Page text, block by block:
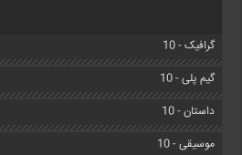
گرافیک - 10
گیم پلی - 10
داستان - 10
موسیقی - 10